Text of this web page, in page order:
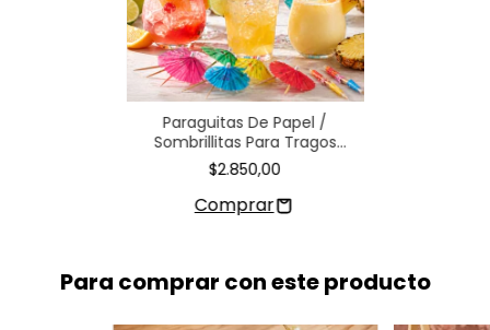
Paraguitas De Papel /
Sombrillitas Para Tragos
Coctel X12 U.
$2.850,00
Para comprar con este producto